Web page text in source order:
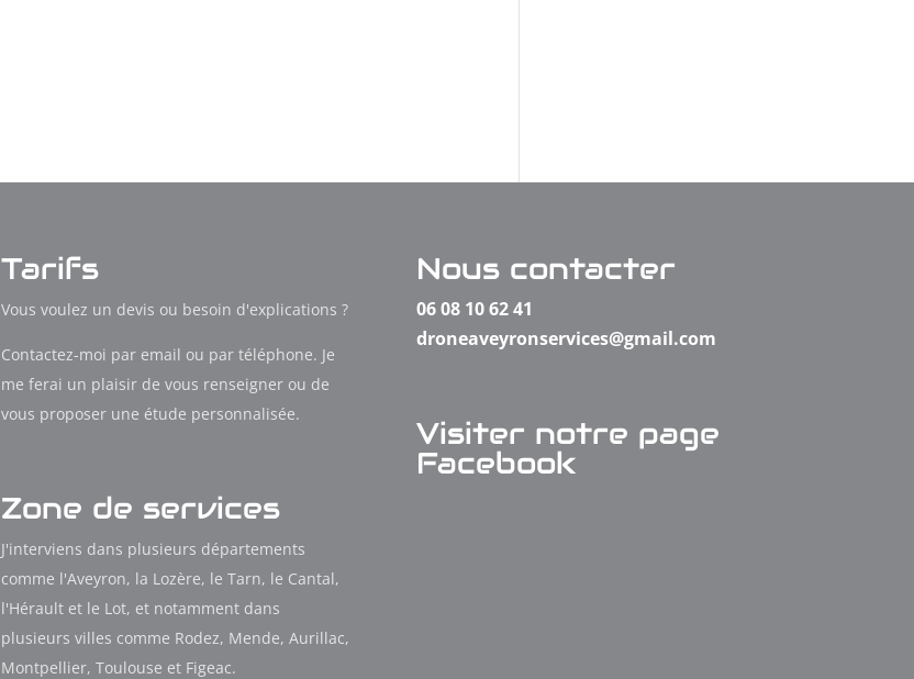
Tarifs
Vous voulez un devis ou besoin d'explications ?
Contactez-moi par email ou par téléphone. Je
me ferai un plaisir de vous renseigner ou de
vous proposer une étude personnalisée.
Zone de services
J'interviens dans plusieurs départements
comme l'Aveyron, la Lozère, le Tarn, le Cantal,
l'Hérault et le Lot, et notamment dans
plusieurs villes comme Rodez, Mende, Aurillac,
Montpellier, Toulouse et Figeac.
Nous contacter
06 08 10 62 41
droneaveyronservices@gmail.com
Visiter notre page
Facebook